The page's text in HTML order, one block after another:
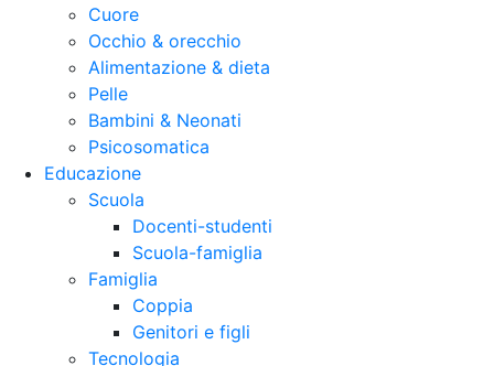
Cuore
Occhio & orecchio
Alimentazione & dieta
Pelle
Bambini & Neonati
Psicosomatica
Educazione
Scuola
Docenti-studenti
Scuola-famiglia
Famiglia
Coppia
Genitori e figli
Tecnologia